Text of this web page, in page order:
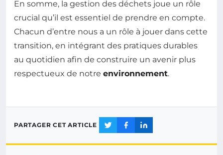
En somme, la gestion des déchets joue un rôle
crucial qu’il est essentiel de prendre en compte.
Chacun d’entre nous a un rôle à jouer dans cette
transition, en intégrant des pratiques durables
au quotidien afin de construire un avenir plus
respectueux de notre environnement.
PARTAGER CET ARTICLE